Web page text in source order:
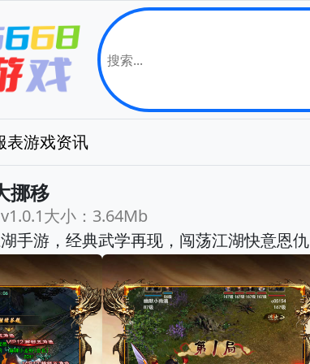
表游戏资讯
挪移
大小：3.64Mb
手游，经典武学再现，闯荡江湖快意恩仇